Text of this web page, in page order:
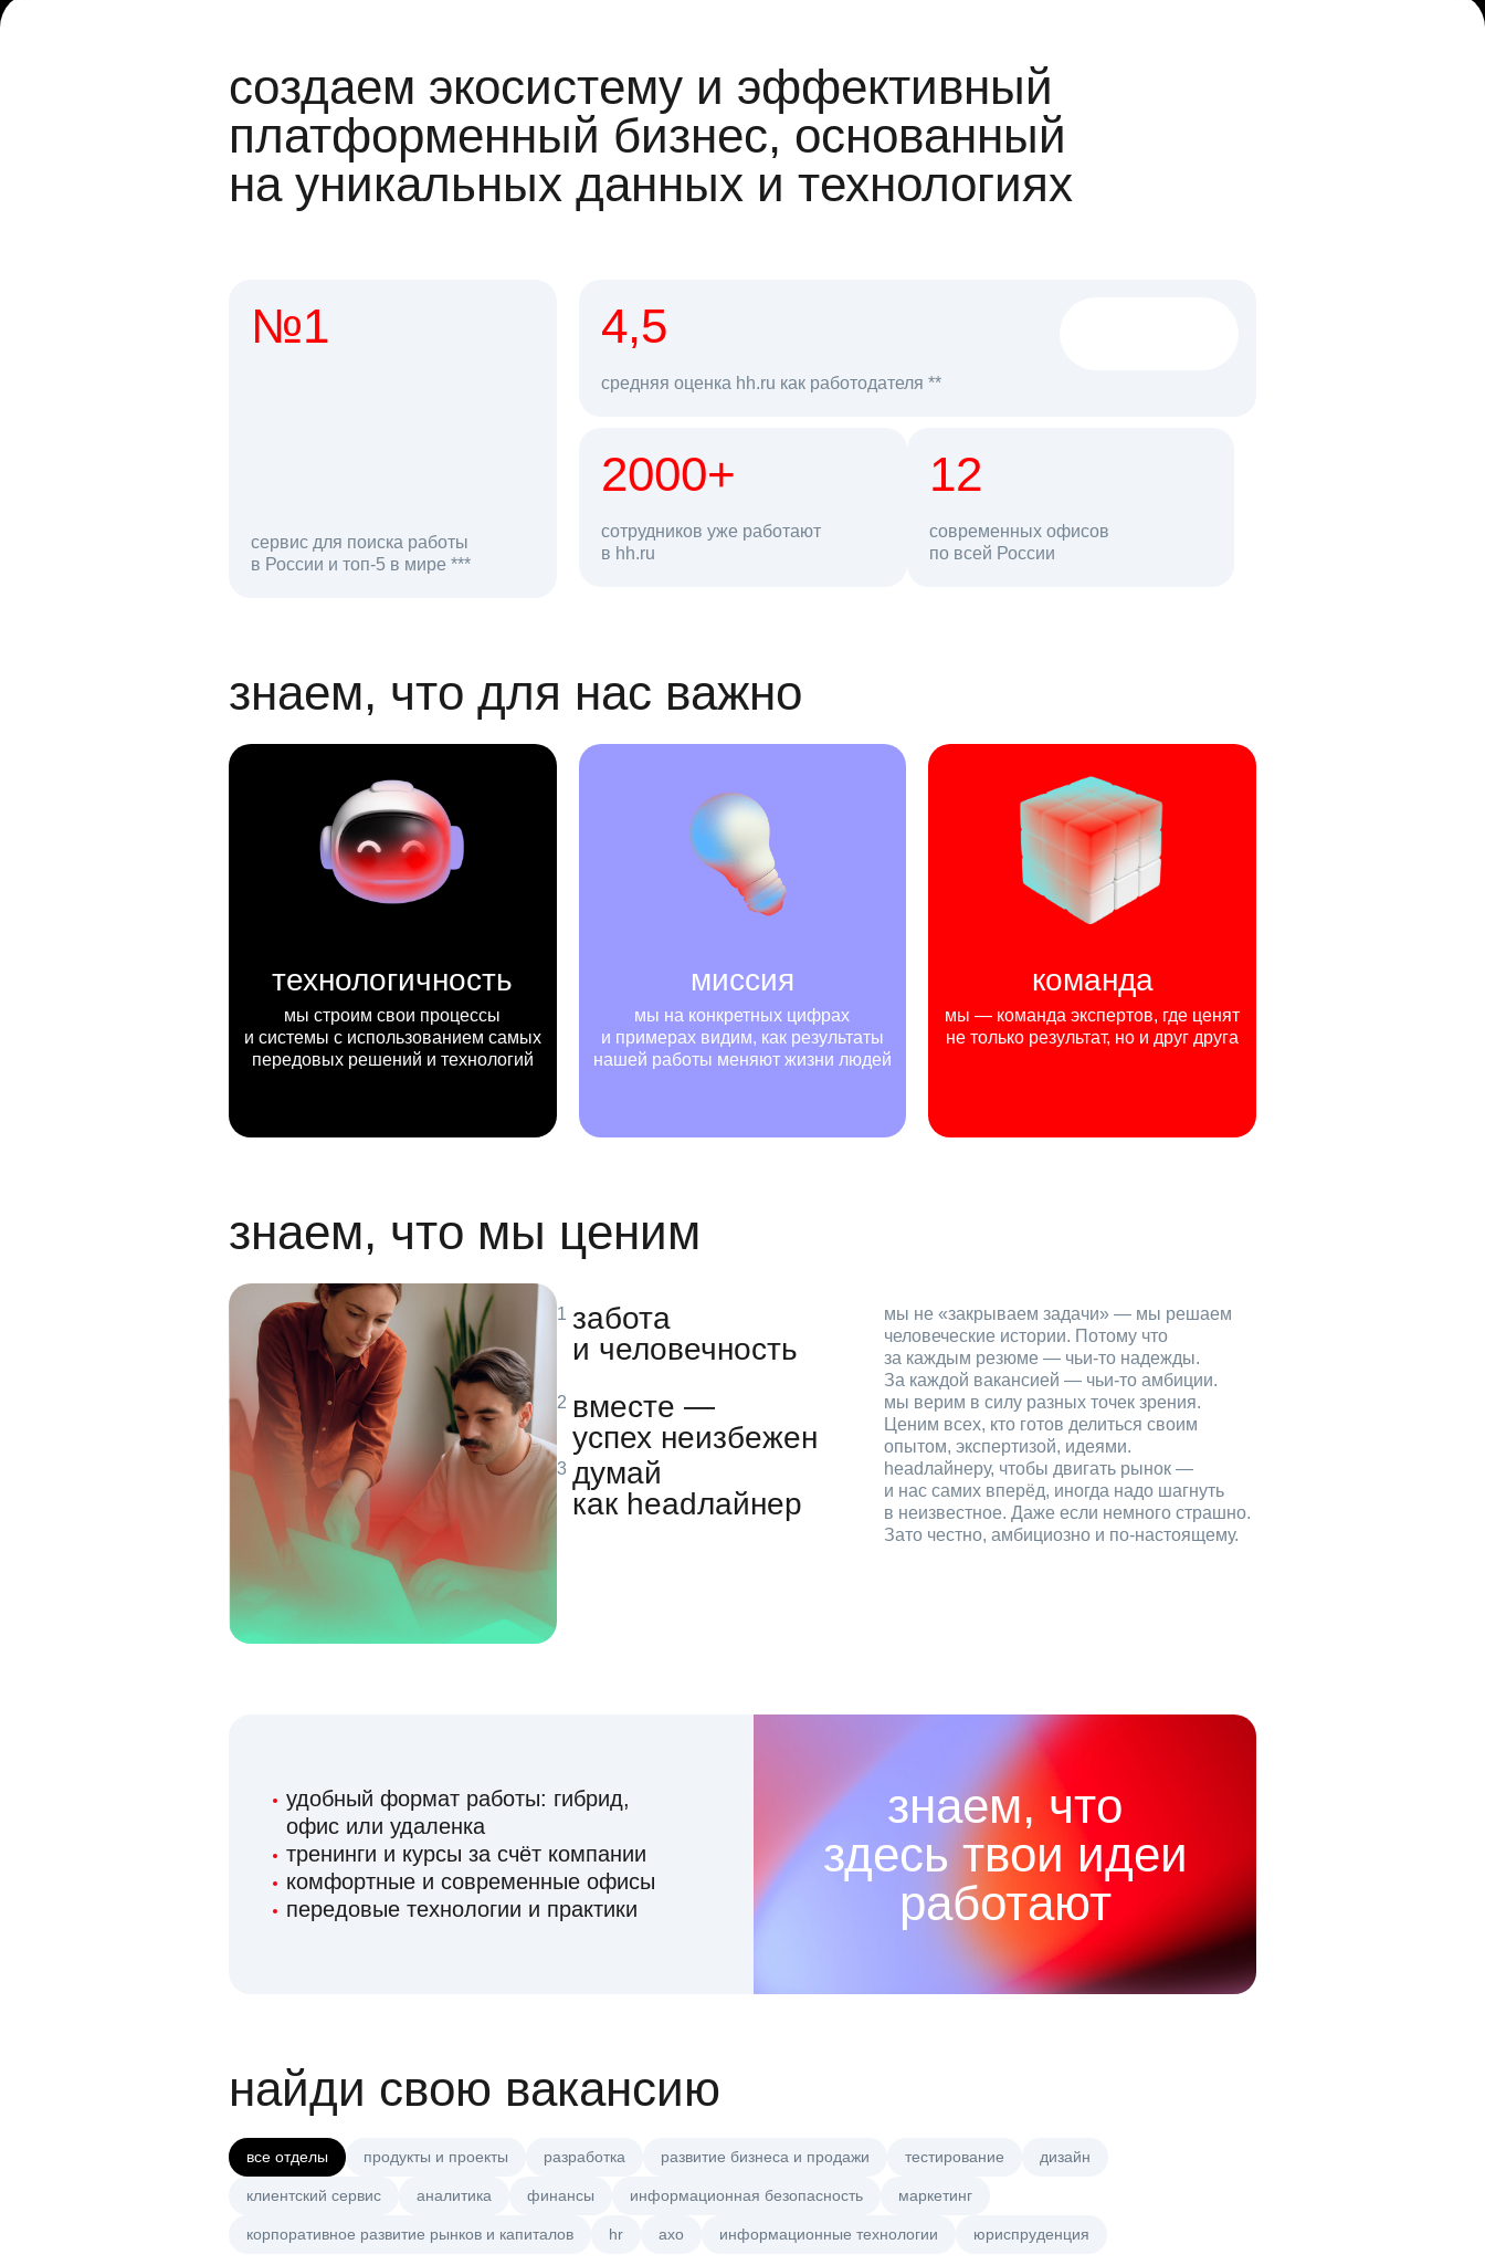
создаем экосистему и эффективный
платформенный бизнес, основанный
на уникальных данных и технологиях
№1
сервис для поиска работы
в России и топ-5 в мире ***
откликов на вакансии
4,5
средняя оценка hh.ru как работодателя **
2000+
сотрудников уже работают
в hh.ru
68 млн 12
современных офисов
по всей Россиипользователей в день
знаем, что для нас важно
технологичность
мы строим свои процессы
и системы с использованием самых
передовых решений и технологий
миссия
мы на конкретных цифрах
и примерах видим, как результаты
нашей работы меняют жизни людей
команда
мы — команда экспертов, где ценят
не только результат, но и друг друга
знаем, что мы ценим
забота
и человечность
мы не «закрываем задачи» — мы решаем
человеческие истории. Потому что
за каждым резюме — чьи‑то надежды.
За каждой вакансией — чьи‑то амбиции.
вместе —
успех неизбежен
мы верим в силу разных точек зрения.
Ценим всех, кто готов делиться своим
опытом, экспертизой, идеями.
думай
как headлайнер
headлайнеру, чтобы двигать рынок —
и нас самих вперёд, иногда надо шагнуть
в неизвестное. Даже если немного страшно.
Зато честно, амбициозно и по‑настоящему.
удобный формат работы: гибрид,
офис или удаленка
тренинги и курсы за счёт компании
комфортные и современные офисы
передовые технологии и практики
знаем, что
здесь твои идеи
работают
найди свою вакансию
все отделы продукты и проекты разработка развитие бизнеса и продажи тестирование дизайн
клиентский сервис аналитика финансы информационная безопасность маркетинг
корпоративное развитие рынков и капиталов hr axo информационные технологии юриспруденция